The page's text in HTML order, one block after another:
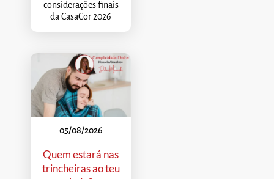
considerações finais
da CasaCor 2026
05/08/2026
Quem estará nas
trincheiras ao teu